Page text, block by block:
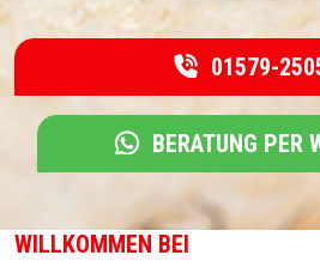
01579-
BERATUNG PER
WILLKOMMEN BEI